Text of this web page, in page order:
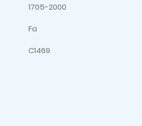
1705-2000
Fa
C1469